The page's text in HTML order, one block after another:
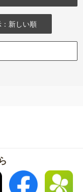
：新しい順